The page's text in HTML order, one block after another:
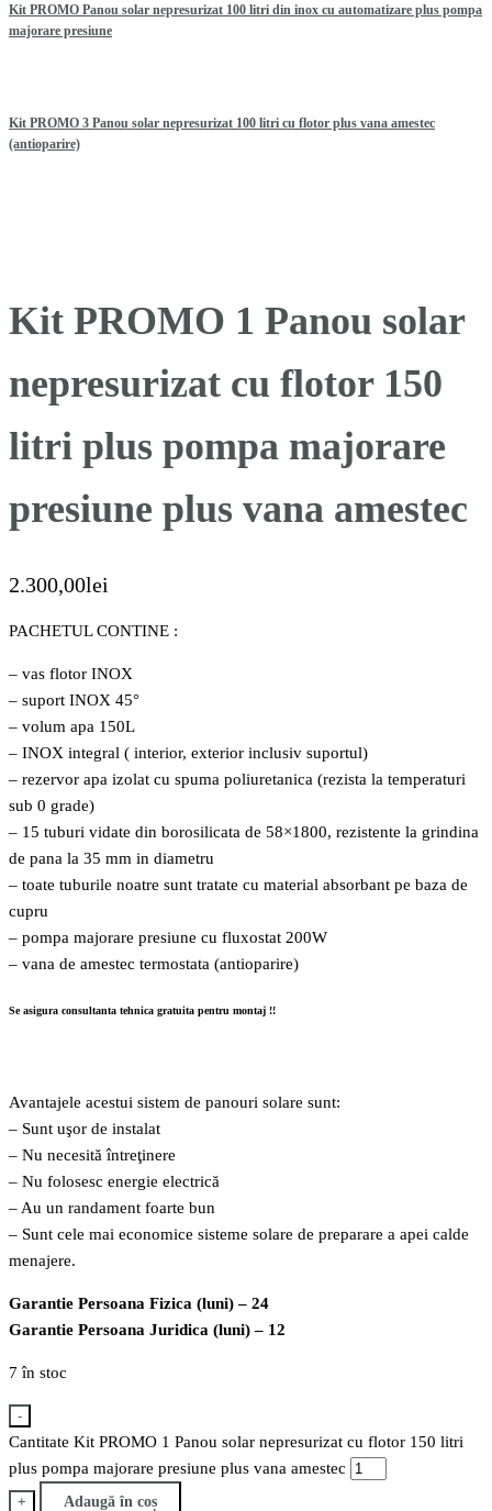
Kit PROMO Panou solar nepresurizat 100 litri din inox cu automatizare plus pompa
majorare presiune
Kit PROMO 3 Panou solar nepresurizat 100 litri cu flotor plus vana amestec
(antioparire)
Kit PROMO 1 Panou solar
nepresurizat cu flotor 150
litri plus pompa majorare
presiune plus vana amestec
2.300,00lei
PACHETUL CONTINE :
– vas flotor INOX
– suport INOX 45°
– volum apa 150L
– INOX integral ( interior, exterior inclusiv suportul)
– rezervor apa izolat cu spuma poliuretanica (rezista la temperaturi
sub 0 grade)
– 15 tuburi vidate din borosilicata de 58×1800, rezistente la grindina
de pana la 35 mm in diametru
– toate tuburile noatre sunt tratate cu material absorbant pe baza de
cupru
– pompa majorare presiune cu fluxostat 200W
– vana de amestec termostata (antioparire)
Se asigura consultanta tehnica gratuita pentru montaj !!
Avantajele acestui sistem de panouri solare sunt:
– Sunt uşor de instalat
– Nu necesită întreţinere
– Nu folosesc energie electrică
– Au un randament foarte bun
– Sunt cele mai economice sisteme solare de preparare a apei calde
menajere.
Garantie Persoana Fizica (luni) – 24
Garantie Persoana Juridica (luni) – 12
7 în stoc
-
Cantitate Kit PROMO 1 Panou solar nepresurizat cu flotor 150 litri
plus pompa majorare presiune plus vana amestec
+ Adaugă în coș